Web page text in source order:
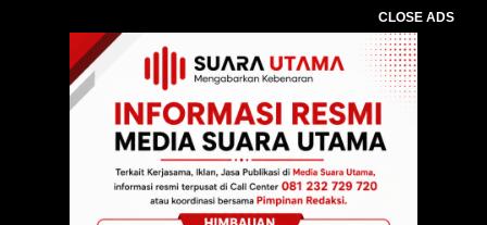
CLOSE ADS